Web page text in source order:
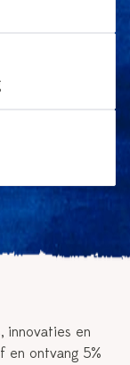
innovaties en
en ontvang 5%